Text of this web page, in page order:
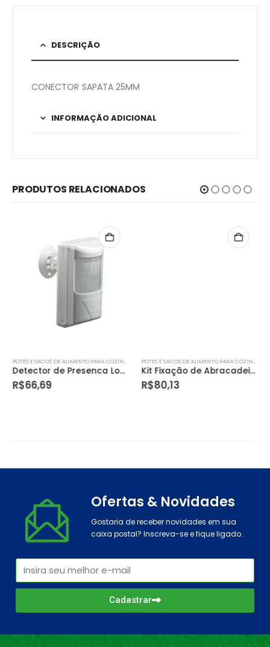
DESCRIÇÃO
CONECTOR SAPATA 25MM
INFORMAÇÃO ADICIONAL
PRODUTOS RELACIONADOS
Detector de Presenca Local
R$66,69
Kit Fixação de Abracadeira com Cola
R$80,13
Ofertas & Novidades
Gostaria de receber novidades em sua
caixa postal? Inscreva-se e fique ligado.
Cadastrar